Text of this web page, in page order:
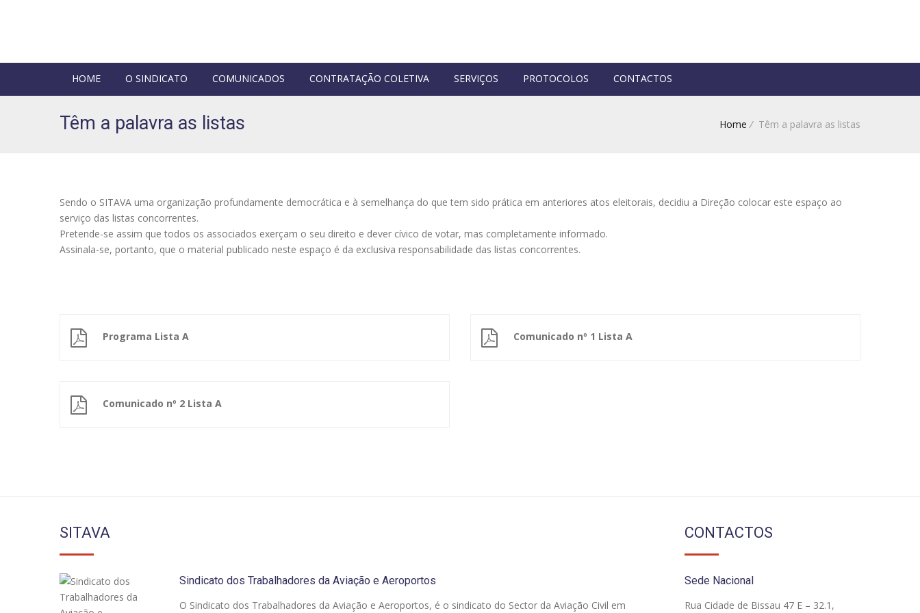
HOME O SINDICATO COMUNICADOS CONTRATAÇÃO COLETIVA SERVIÇOS PROTOCOLOS CONTACTOS
Têm a palavra as listas Home /Têm a palavra as listas
Sendo o SITAVA uma organização profundamente democrática e à semelhança do que tem sido prática em anteriores atos eleitorais, decidiu a Direção colocar este espaço ao
serviço das listas concorrentes.
Pretende-se assim que todos os associados exerçam o seu direito e dever cívico de votar, mas completamente informado.
Assinala-se, portanto, que o material publicado neste espaço é da exclusiva responsabilidade das listas concorrentes.
Programa Lista A Comunicado nº 1 Lista A
Comunicado nº 2 Lista A
SITAVA
Sindicato dos Trabalhadores da Aviação e Aeroportos
O Sindicato dos Trabalhadores da Aviação e Aeroportos, é o sindicato do Sector da Aviação Civil em
CONTACTOS
Sede Nacional
Rua Cidade de Bissau 47 E – 32.1,